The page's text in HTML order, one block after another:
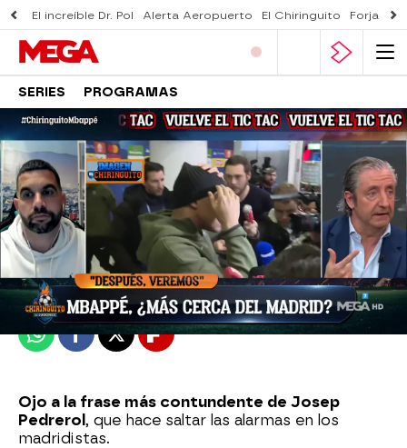
El increíble Dr. Pol Alerta Aeropuerto El Chiringuito Forjado
SERIES PROGRAMAS
El Chiringuito
Publicado:09 de marzo de 2023, 02:09
WhatsappFacebook
X Flipboard
Ojo a la frase más contundente de Josep
Pedrerol , que hace saltar las alarmas en los
madridistas.